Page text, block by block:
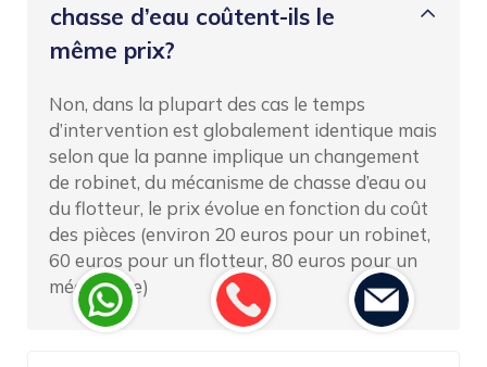
chasse d’eau coûtent-ils le
même prix?
Non, dans la plupart des cas le temps
d’intervention est globalement identique mais
selon que la panne implique un changement
de robinet, du mécanisme de chasse d’eau ou
du flotteur, le prix évolue en fonction du coût
des pièces (environ 20 euros pour un robinet,
60 euros pour un flotteur, 80 euros pour un
mécanisme)